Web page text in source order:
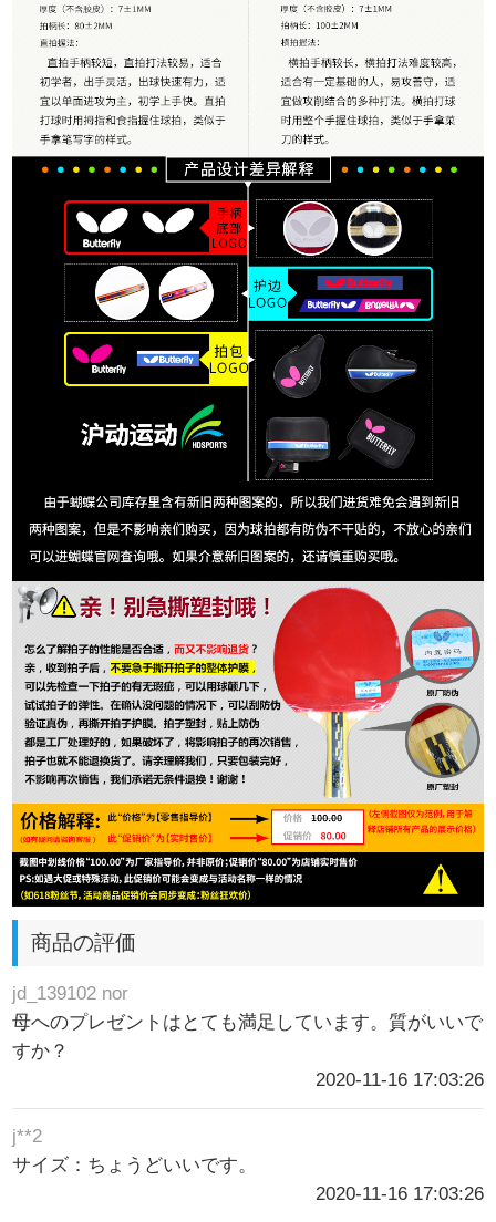
商品の評価
jd_139102 nor
母へのプレゼントはとても満足しています。質がいいで
すか？
2020-11-16 17:03:26
j**2
サイズ：ちょうどいいです。
2020-11-16 17:03:26